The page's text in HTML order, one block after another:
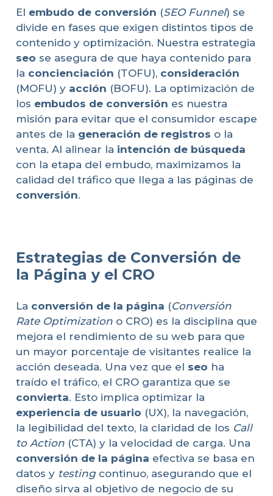
El embudo de conversión (SEO Funnel) se
divide en fases que exigen distintos tipos de
contenido y optimización. Nuestra estrategia
seo se asegura de que haya contenido para
la concienciación (TOFU), consideración
(MOFU) y acción (BOFU). La optimización de
los embudos de conversión es nuestra
misión para evitar que el consumidor escape
antes de la generación de registros o la
venta. Al alinear la intención de búsqueda
con la etapa del embudo, maximizamos la
calidad del tráfico que llega a las páginas de
conversión.
Estrategias de Conversión de
la Página y el CRO
La conversión de la página (Conversión
Rate Optimizationo CRO) es la disciplina que
mejora el rendimiento de su web para que
un mayor porcentaje de visitantes realice la
acción deseada. Una vez que el seo ha
traído el tráfico, el CRO garantiza que se
convierta. Esto implica optimizar la
experiencia de usuario (UX), la navegación,
la legibilidad del texto, la claridad de los Call
to Action(CTA) y la velocidad de carga. Una
conversión de la página efectiva se basa en
datos y testingcontinuo, asegurando que el
diseño sirva al objetivo de negocio de su